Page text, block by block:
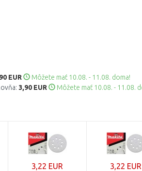
EUR
Môžete mať 10.08. - 11.08. doma!
3,90 EUR Môžete mať 10.08. - 11.08.
3,22 EUR 3,22 EUR